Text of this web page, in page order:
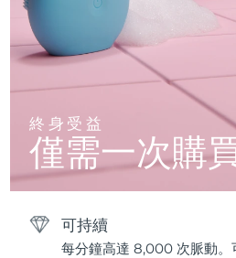
終身受益
僅需一次購
可持續
每分鐘高達 8,000 次脈動。